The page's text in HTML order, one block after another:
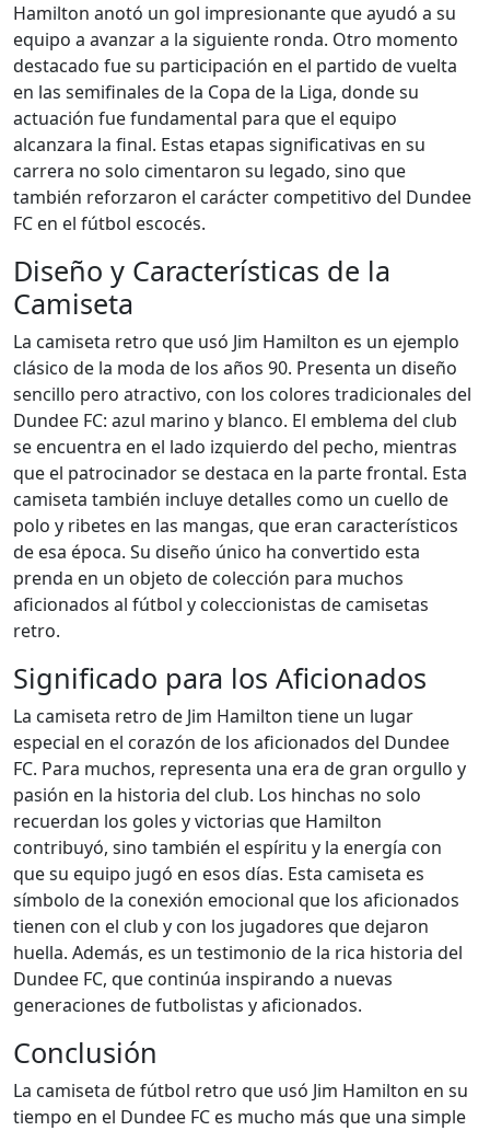
Hamilton anotó un gol impresionante que ayudó a su
equipo a avanzar a la siguiente ronda. Otro momento
destacado fue su participación en el partido de vuelta
en las semifinales de la Copa de la Liga, donde su
actuación fue fundamental para que el equipo
alcanzara la final. Estas etapas significativas en su
carrera no solo cimentaron su legado, sino que
también reforzaron el carácter competitivo del Dundee
FC en el fútbol escocés.
Diseño y Características de la
Camiseta
La camiseta retro que usó Jim Hamilton es un ejemplo
clásico de la moda de los años 90. Presenta un diseño
sencillo pero atractivo, con los colores tradicionales del
Dundee FC: azul marino y blanco. El emblema del club
se encuentra en el lado izquierdo del pecho, mientras
que el patrocinador se destaca en la parte frontal. Esta
camiseta también incluye detalles como un cuello de
polo y ribetes en las mangas, que eran característicos
de esa época. Su diseño único ha convertido esta
prenda en un objeto de colección para muchos
aficionados al fútbol y coleccionistas de camisetas
retro.
Significado para los Aficionados
La camiseta retro de Jim Hamilton tiene un lugar
especial en el corazón de los aficionados del Dundee
FC. Para muchos, representa una era de gran orgullo y
pasión en la historia del club. Los hinchas no solo
recuerdan los goles y victorias que Hamilton
contribuyó, sino también el espíritu y la energía con
que su equipo jugó en esos días. Esta camiseta es
símbolo de la conexión emocional que los aficionados
tienen con el club y con los jugadores que dejaron
huella. Además, es un testimonio de la rica historia del
Dundee FC, que continúa inspirando a nuevas
generaciones de futbolistas y aficionados.
Conclusión
La camiseta de fútbol retro que usó Jim Hamilton en su
tiempo en el Dundee FC es mucho más que una simple